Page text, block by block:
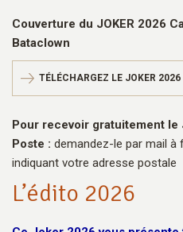
Couverture du JOKER 2026
Bataclown
TÉLÉCHARGEZ LE JOKER 2026
Pour recevoir gratuitement
Poste : demandez-le par mail à
indiquant votre adresse postale
L’édito 2026